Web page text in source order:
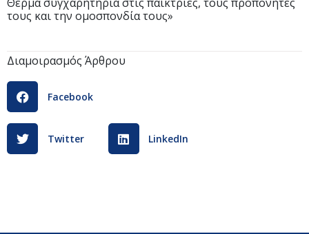
τους και την ομοσπονδία τους»
Διαμοιρασμός Άρθρου
Facebook
Twitter LinkedIn